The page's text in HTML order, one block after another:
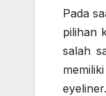
Pada
pilihan
salah